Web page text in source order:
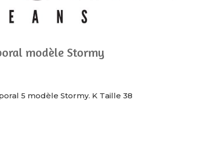
modèle Stormy
5 modèle Stormy. K Taille 38